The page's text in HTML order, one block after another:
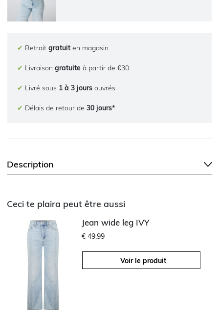
✔ Retrait gratuit en magasin
✔ Livraison gratuite à partir de €30
✔ Livré sous 1 à 3 jours ouvrés
✔ Délais de retour de 30 jours*
Description
Ceci te plaira peut être aussi
Jean wide leg IVY
€ 49,99
Voir le produit